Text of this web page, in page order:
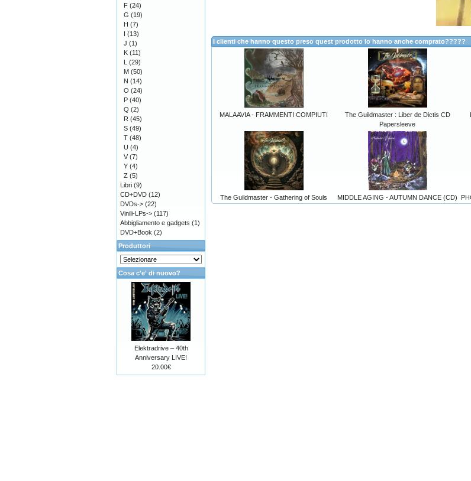
I clienti che hanno questo preso quest prodotto lo hanno anche comprato?????
MALAAVIA - FRAMMENTI COMPIUTI
The Guildmaster : Liber de Dictis CD
Papersleeve
The Guildmaster - Gathering of Souls MIDDLE AGING - AUTUMN DANCE (CD)
F (24)
G (19)
H (7)
I (13)
J (1)
K (11)
L (29)
M (50)
N (14)
O (24)
P (40)
Q (2)
R (45)
S (49)
T (48)
U (4)
V (7)
Y (4)
Z (5)
Libri (9)
CD+DVD (12)
DVDs-> (22)
Vinili-LPs-> (117)
Abbigliamento e gadgets (1)
DVD+Book (2)
Produttori
Cosa c'e' di nuovo?
Elektradrive – 40th
Anniversary LIVE!
20.00€